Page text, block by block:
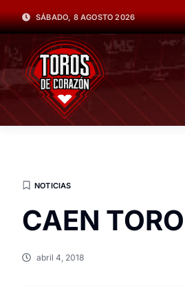
SÁBADO, 8 AGOSTO 2026
NOTICIAS
CAEN
abril 4, 2018